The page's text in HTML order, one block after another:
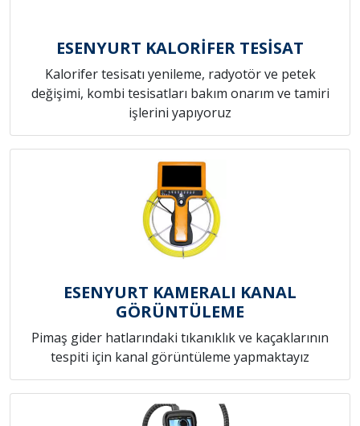
ESENYURT KALORİFER TESİSAT
Kalorifer tesisatı yenileme, radyotör ve petek
değişimi, kombi tesisatları bakım onarım ve tamiri
işlerini yapıyoruz
ESENYURT KAMERALI KANAL
GÖRÜNTÜLEME
Pimaş gider hatlarındaki tıkanıklık ve kaçaklarının
tespiti için kanal görüntüleme yapmaktayız